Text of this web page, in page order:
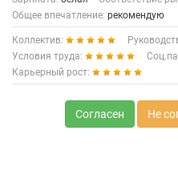
Общее впечатление: рекомендую
Коллектив:
Условия труда:
Карьерный рост:
Согласен Не